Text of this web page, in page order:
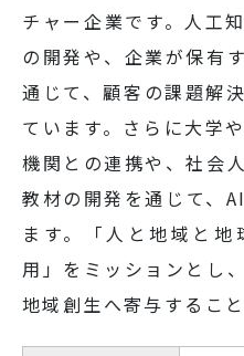
チャー企業です。人工
の開発や、企業が保有
通じて、顧客の課題解
ています。さらに大学
機関との連携や、社会
教材の開発を通じて、
ます。「人と地域と
用」をミッションとし
地域創生へ寄与するこ